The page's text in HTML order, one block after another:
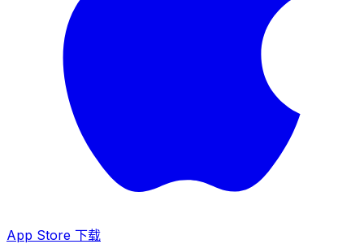
App Store 下载